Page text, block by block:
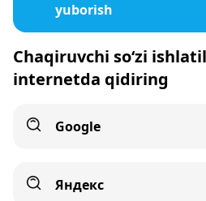
yuborish
Chaqiruvchi so‘zi
internetda qidiring
Google
Яндекс